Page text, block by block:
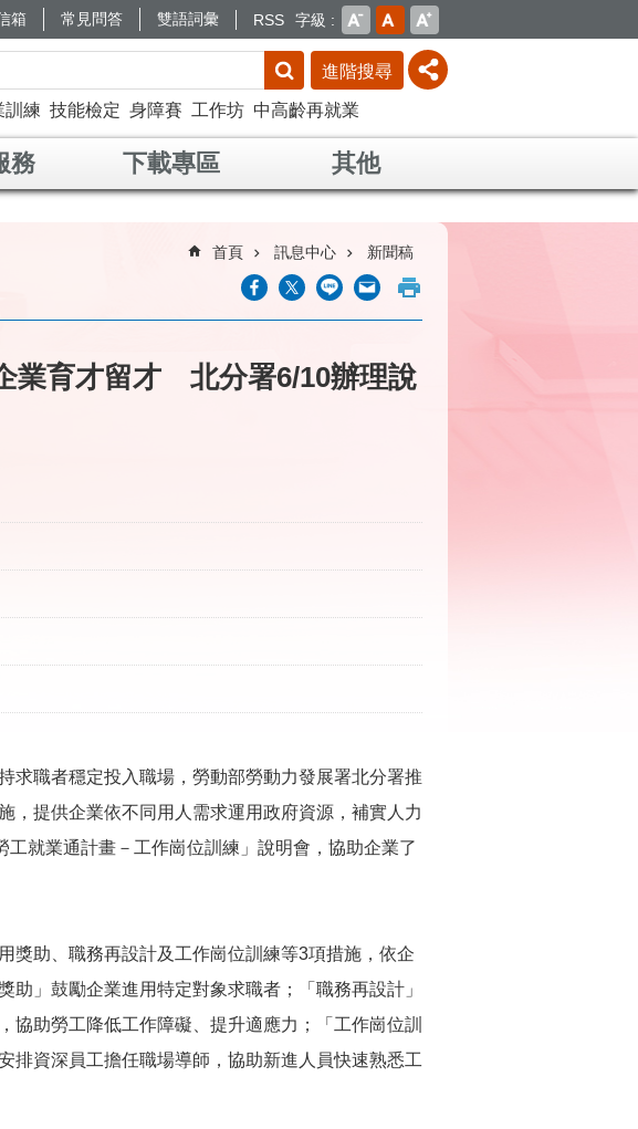
箱 常見問答 雙語詞彙 RSS 字級
進階搜尋
訓練 技能檢定 身障賽 工作坊 中高齡再就業
務 下載專區 其他
首頁 訊息中心 新聞稿
業育才留才 北分署6/10辦理說
職者穩定投入職場，勞動部勞動力發展署北分署推
，提供企業依不同用人需求運用政府資源，補實人力
就業通計畫－工作崗位訓練」說明會，協助企業了
助、職務再設計及工作崗位訓練等3項措施，依企
」鼓勵企業進用特定對象求職者；「職務再設計」
助勞工降低工作障礙、提升適應力；「工作崗位訓
排資深員工擔任職場導師，協助新進人員快速熟悉工